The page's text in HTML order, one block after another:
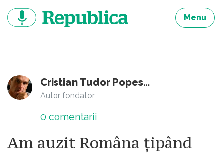
continut
Menu
Cristian Tudor Popescu
Autor fondator
0 comentarii
Am auzit Româna țipând